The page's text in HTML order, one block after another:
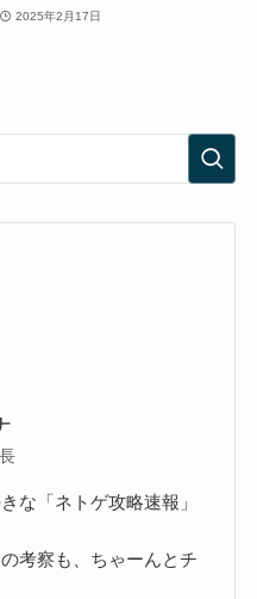
2025年2月17日
な「ネトゲ攻略速報」
考察も、ちゃーんとチ